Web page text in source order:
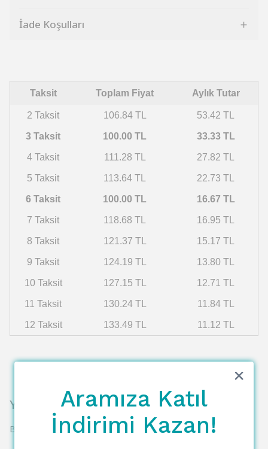
İade Koşulları
Taksit Toplam Fiyat Aylık Tutar
2 Taksit 106.84 TL 53.42 TL
3 Taksit 100.00 TL 33.33 TL
4 Taksit 111.28 TL 27.82 TL
5 Taksit 113.64 TL 22.73 TL
6 Taksit 100.00 TL 16.67 TL
7 Taksit 118.68 TL 16.95 TL
8 Taksit 121.37 TL 15.17 TL
9 Taksit 124.19 TL 13.80 TL
10 Taksit 127.15 TL 12.71 TL
11 Taksit 130.24 TL 11.84 TL
12 Taksit 133.49 TL 11.12 TL
Yorumlar
Bu ürün için henüz yorum yapılmamış.
Aramıza Katıl
İndirimi Kazan!